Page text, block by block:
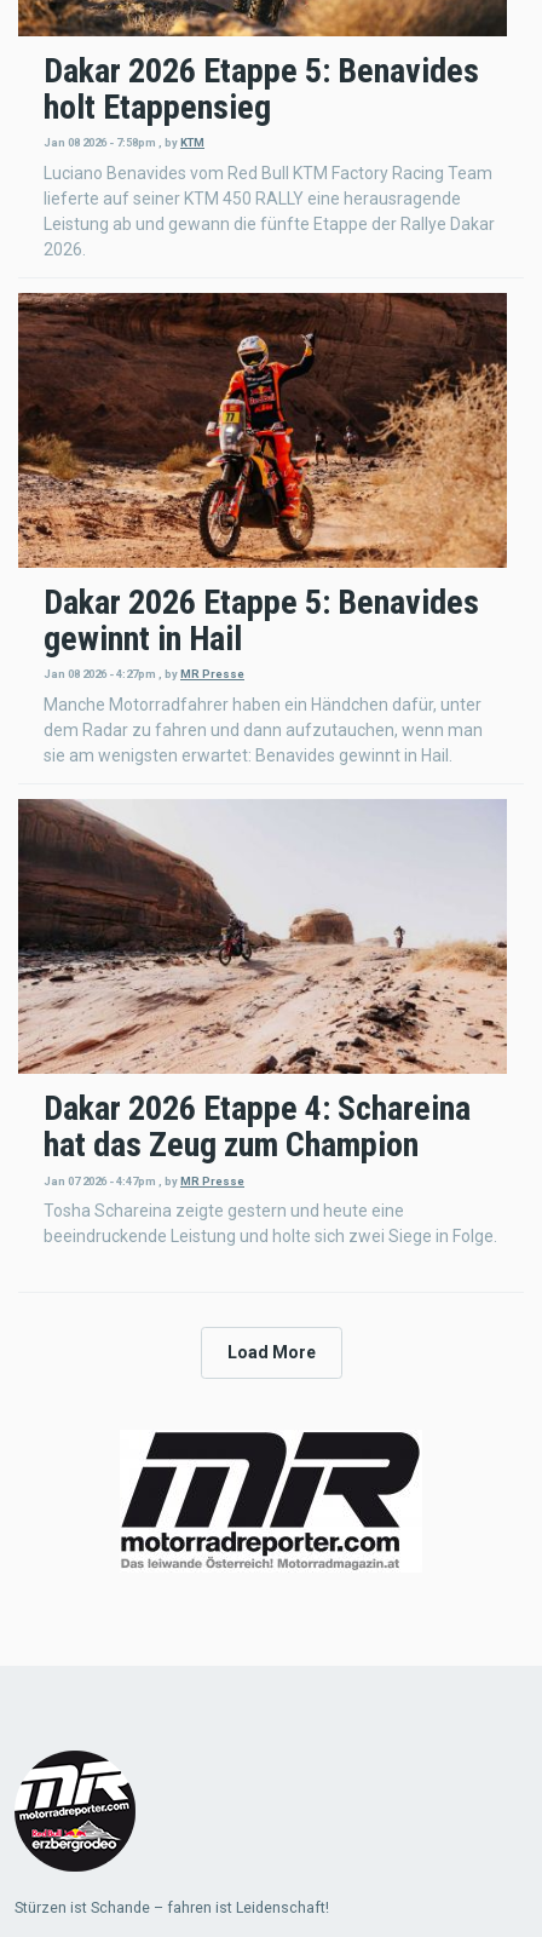
Dakar 2026 Etappe 5: Benavides
holt Etappensieg
Jan 08 2026 - 7:58pm , byKTM
Luciano Benavides vom Red Bull KTM Factory Racing Team
lieferte auf seiner KTM 450 RALLY eine herausragende
Leistung ab und gewann die fünfte Etappe der Rallye Dakar
2026.
Dakar 2026 Etappe 5: Benavides
gewinnt in Hail
Jan 08 2026 - 4:27pm , by MR Presse
Manche Motorradfahrer haben ein Händchen dafür, unter
dem Radar zu fahren und dann aufzutauchen, wenn man
sie am wenigsten erwartet: Benavides gewinnt in Hail.
Dakar 2026 Etappe 4: Schareina
hat das Zeug zum Champion
Jan 07 2026 - 4:47pm byMR Presse
Tosha Schareina zeigte gestern und heute eine
beeindruckende Leistung und holte sich zwei Siege in Folge.
Load More
Stürzen ist Schande – fahren ist Leidenschaft!